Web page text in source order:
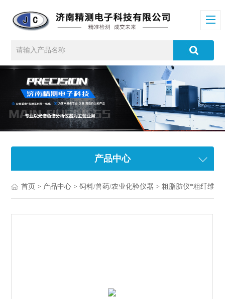
产品中心
首页 > 产品中心 >饲料/兽药/农业化验仪器 >粗脂肪仪*粗纤维测定仪